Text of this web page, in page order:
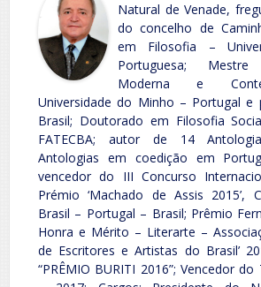
Natural de Venade,
do concelho de
em Filosofia –
Portuguesa;
Moderna e
Universidade do Minho – Portugal e
Brasil; Doutorado em Filosofia
FATECBA; autor de 14
Antologias em coedição em
vencedor do III Concurso
Prémio ‘Machado de Assis 2015’,
Brasil – Portugal – Brasil; Prêmio
Honra e Mérito – Literarte –
de Escritores e Artistas do Brasil’
“PRÊMIO BURITI 2016”; Vencedor